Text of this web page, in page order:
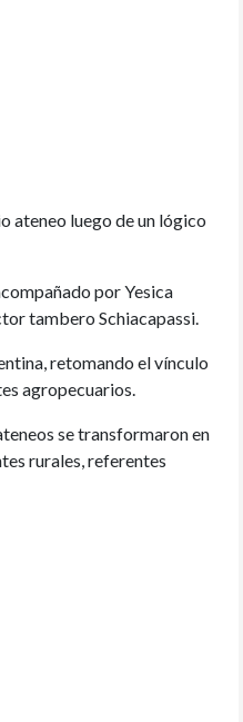
ateneo luego de un lógico
por Yesica
tambero Schiacapassi.
retomando el vínculo
agropecuarios.
se transformaron en
rurales, referentes